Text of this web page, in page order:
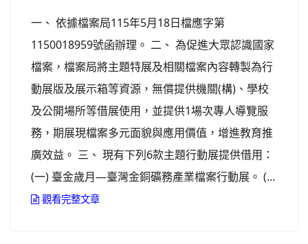
一、 依據檔案局115年5月18日檔應字第
1150018959號函辦理。 二、 為促進大眾認識國家
檔案，檔案局將主題特展及相關檔案內容轉製為行
動展版及展示箱等資源，無償提供機關(構)、學校
及公開場所等借展使用，並提供1場次專人導覽服
務，期展現檔案多元面貌與應用價值，增進教育推
廣效益。 三、 現有下列6款主題行動展提供借用：
(一) 臺金歲月—臺灣金銅礦務產業檔案行動展。 (...
觀看完整文章